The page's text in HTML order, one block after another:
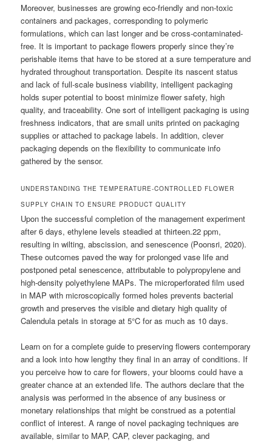
Moreover, businesses are growing eco-friendly and non-toxic
containers and packages, corresponding to polymeric
formulations, which can last longer and be cross-contaminated-
free. It is important to package flowers properly since they’re
perishable items that have to be stored at a sure temperature and
hydrated throughout transportation. Despite its nascent status
and lack of full-scale business viability, intelligent packaging
holds super potential to boost minimize flower safety, high
quality, and traceability. One sort of intelligent packaging is using
freshness indicators, that are small units printed on packaging
supplies or attached to package labels. In addition, clever
packaging depends on the flexibility to communicate info
gathered by the sensor.
UNDERSTANDING THE TEMPERATURE-CONTROLLED FLOWER
SUPPLY CHAIN TO ENSURE PRODUCT QUALITY
Upon the successful completion of the management experiment
after 6 days, ethylene levels steadied at thirteen.22 ppm,
resulting in wilting, abscission, and senescence (Poonsri, 2020).
These outcomes paved the way for prolonged vase life and
postponed petal senescence, attributable to polypropylene and
high-density polyethylene MAPs. The microperforated film used
in MAP with microscopically formed holes prevents bacterial
growth and preserves the visible and dietary high quality of
Calendula petals in storage at 5°C for as much as 10 days.
Learn on for a complete guide to preserving flowers contemporary
and a look into how lengthy they final in an array of conditions. If
you perceive how to care for flowers, your blooms could have a
greater chance at an extended life. The authors declare that the
analysis was performed in the absence of any business or
monetary relationships that might be construed as a potential
conflict of interest. A range of novel packaging techniques are
available, similar to MAP, CAP, clever packaging, and